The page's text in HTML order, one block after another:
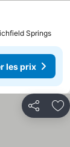
Springs
les prix
Partager